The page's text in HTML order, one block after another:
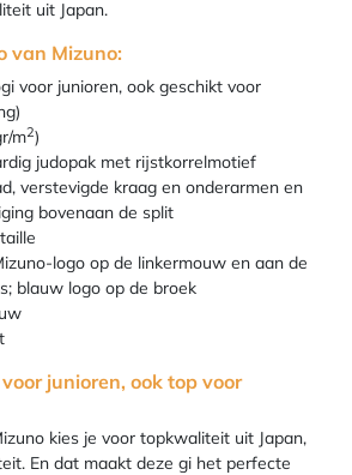
uit Japan.
van Mizuno:
voor junioren, ook geschikt voor
m2)
judopak met rijstkorrelmotief
verstevigde kraag en onderarmen en
bovenaan de split
logo op de linkermouw en aan de
blauw logo op de broek
junioren, ook top voor
kies je voor topkwaliteit uit Japan,
En dat maakt deze gi het perfecte